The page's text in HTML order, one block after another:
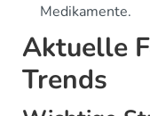
Medikamente.
Aktuelle
Trends